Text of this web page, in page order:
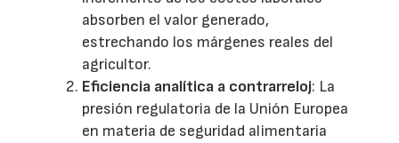
absorben el valor generado,
estrechando los márgenes reales del
agricultor.
Eficiencia analítica a contrarreloj: La
presión regulatoria de la Unión Europea
en materia de seguridad alimentaria